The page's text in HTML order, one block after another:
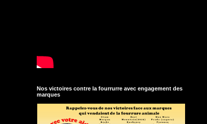
Nos victoires contre la fourrurre avec engagement des
marques